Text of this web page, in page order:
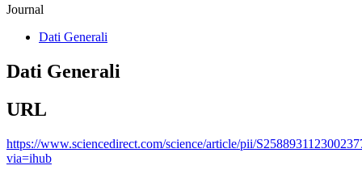
Journal
Dati Generali
Dati Generali
URL
https://www.sciencedirect.com/science/article/pii/
via=ihub